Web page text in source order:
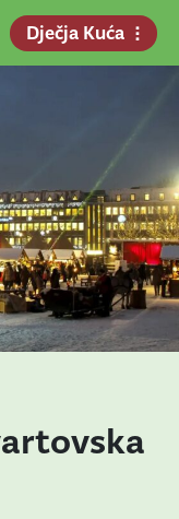
Dječja Kuća